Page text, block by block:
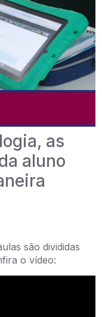
as
aluno
são divididas
o vídeo: